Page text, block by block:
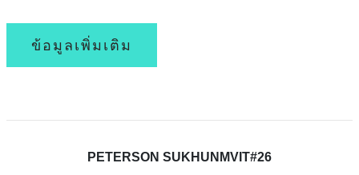
ข้อมูลเพิ่มเติม
PETERSON SUKHUNMVIT#26